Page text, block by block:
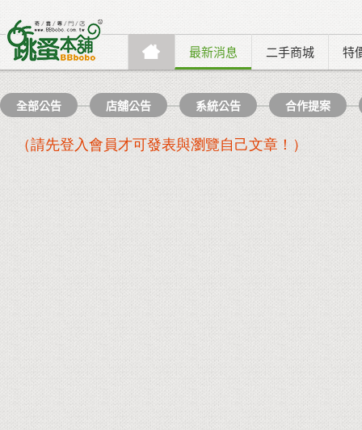
最新消息 二手商城 特
全部公告 店舖公告 系統公告 合作提案